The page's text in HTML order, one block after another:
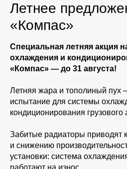
Летнее
«Компас»
Специальная летняя акция
охлаждения и
«Компас» — до 31 августа!
Летняя жара и тополиный пух
испытание для системы
кондиционирования грузового
Забитые радиаторы приводят
и снижению
установки: система